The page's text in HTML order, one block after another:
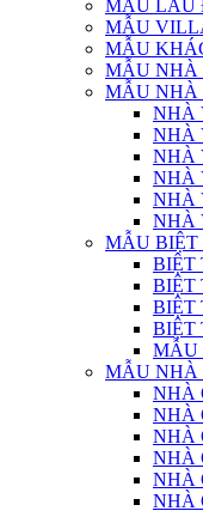
MẪU LÂU
MẪU
MẪU
MẪU NHÀ
MẪU NHÀ
NHÀ
NHÀ
NHÀ
NHÀ
NHÀ
NHÀ
MẪU BIỆT
BIỆT
BIỆT
BIỆT
BIỆT
MẪU
MẪU NHÀ
NHÀ
NHÀ
NHÀ
NHÀ
NHÀ
NHÀ